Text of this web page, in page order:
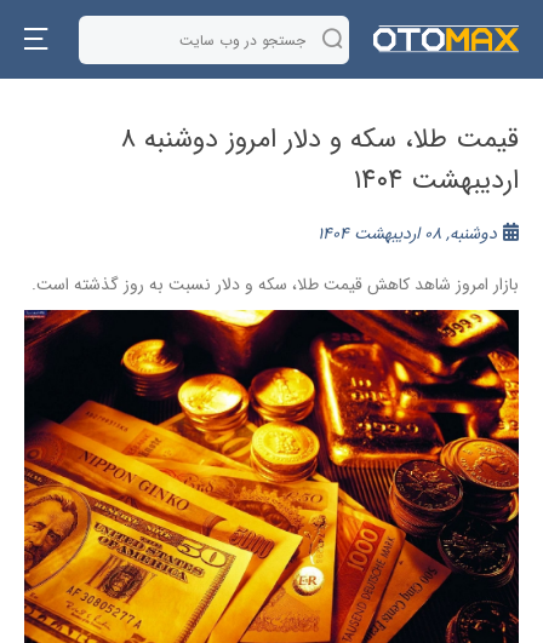
قیمت طلا، سکه و دلار امروز دوشنبه ۸
اردیبهشت ۱۴۰۴
دوشنبه, 08 اردیبهشت 1404
بازار امروز شاهد کاهش قیمت طلا، سکه و دلار نسبت به روز گذشته است.